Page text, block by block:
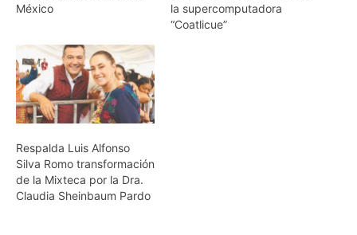
México
la supercomputadora
“Coatlicue”
Respalda Luis Alfonso
Silva Romo transformación
de la Mixteca por la Dra.
Claudia Sheinbaum Pardo